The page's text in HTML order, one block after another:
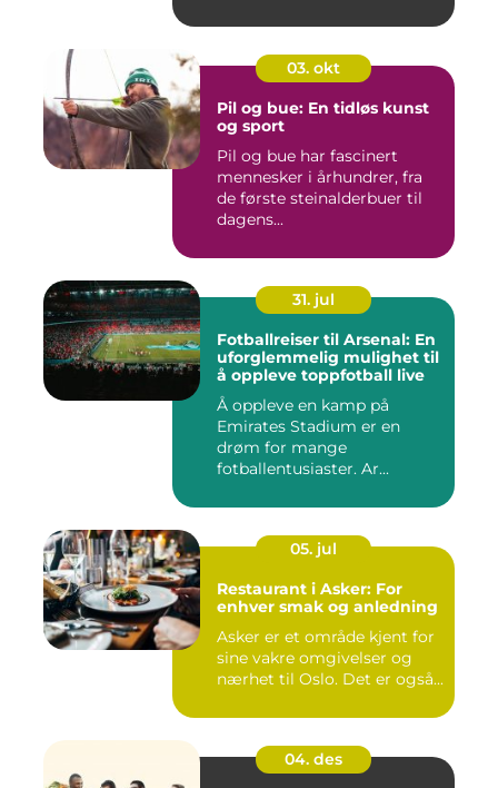
03. okt
Pil og bue: En tidløs kunst
og sport
Pil og bue har fascinert
mennesker i århundrer, fra
de første steinalderbuer til
dagens...
31. jul
Fotballreiser til Arsenal: En
uforglemmelig mulighet til
å oppleve toppfotball live
Å oppleve en kamp på
Emirates Stadium er en
drøm for mange
fotballentusiaster. Ar...
05. jul
Restaurant i Asker: For
enhver smak og anledning
Asker er et område kjent for
sine vakre omgivelser og
nærhet til Oslo. Det er også...
04. des